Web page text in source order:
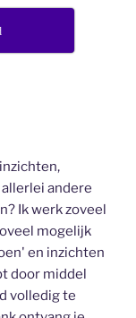
andere
Ik werk zoveel
mogelijk
en inzichten
door middel
volledig te